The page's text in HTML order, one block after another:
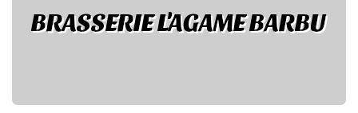
BRASSERIE L'AGAME BARBU